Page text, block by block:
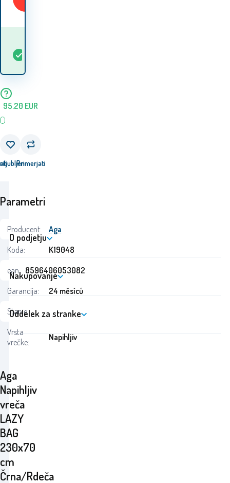
95.20 EUR
Primerjati
Aga
Napihljiv
vreča
LAZY
BAG
230x70
cm
Črna/Rdeča
Parametri
Producent:
Aga
Koda:
K19048
ean: 8596406053082
Garancija:
24 měsíců
Stanje:
Vrsta
vrečke:
Napihljiv
O podjetju
Nakupovanje
Oddelek za stranke